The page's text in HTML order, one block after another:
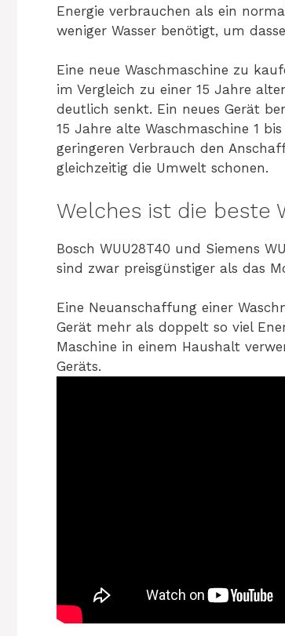
Energie verbrauchen als ein
weniger Wasser benötigt, um
Eine neue Waschmaschine zu
im Vergleich zu einer 15 Jahre
deutlich senkt. Ein neues Gerät
15 Jahre alte Waschmaschine 1
geringeren Verbrauch den
gleichzeitig die Umwelt schonen.
Welches ist die beste
Bosch WUU28T40 und Siemens
sind zwar preisgünstiger als das
Eine Neuanschaffung einer
Gerät mehr als doppelt so viel
Maschine in einem Haushalt
Geräts.